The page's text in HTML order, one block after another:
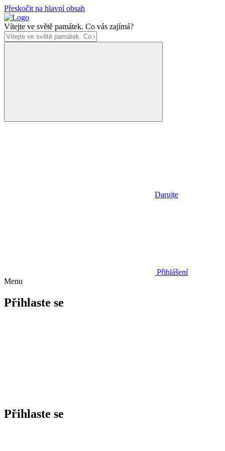
Přeskočit na hlavní obsah
Vítejte ve světě památek. Co vás zajímá?
Darujte
Přihlášení
Menu
Přihlaste se
Přihlaste se